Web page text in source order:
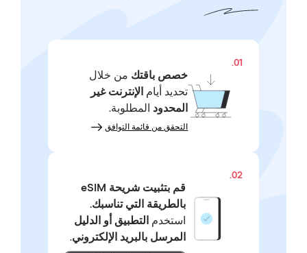
خصص باقتكمن خلال
تحديد أيامالإنترنت غير
المحدودالمطلوبة.
التحقق من قائمة التوافق
قم بتثبيت شريحة eSIM
بالطريقة التي تناسبك.
استخدمالتطبيق أو الدليل
المرسل بالبريد الإلكتروني.